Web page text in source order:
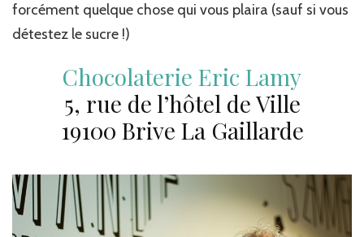
forcément quelque chose qui vous plaira (sauf si vous
détestez le sucre !)
Chocolaterie Eric Lamy
5, rue de l’hôtel de Ville
19100 Brive La Gaillarde